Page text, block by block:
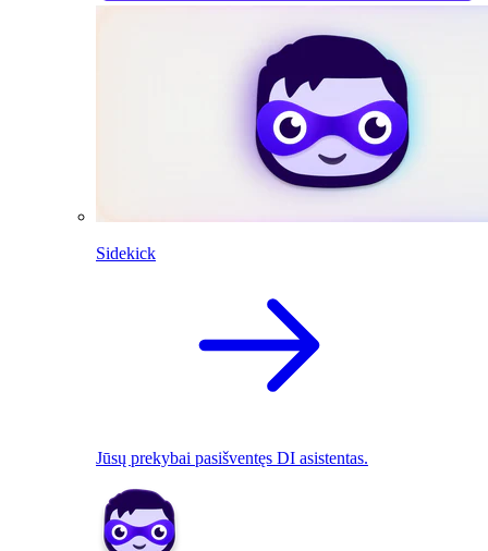
Sidekick
Jūsų prekybai pasišventęs DI asistentas.